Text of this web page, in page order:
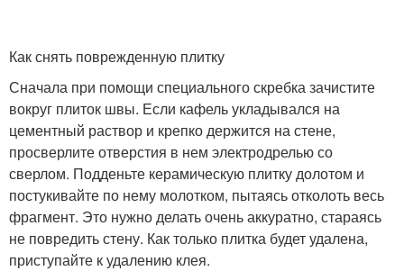
Как снять поврежденную плитку
Сначала при помощи специального скребка зачистите
вокруг плиток швы. Если кафель укладывался на
цементный раствор и крепко держится на стене,
просверлите отверстия в нем электродрелью со
сверлом. Подденьте керамическую плитку долотом и
постукивайте по нему молотком, пытаясь отколоть весь
фрагмент. Это нужно делать очень аккуратно, стараясь
не повредить стену. Как только плитка будет удалена,
приступайте к удалению клея.